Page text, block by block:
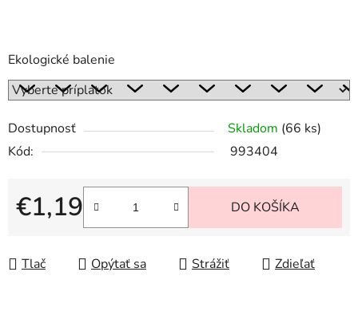
Ekologické balenie
Dostupnosť Skladom (66 ks)
Kód:
993404
€1,19
Jednotková cena:
DO KOŠÍKA
Tlač Opýtať sa Strážiť Zdieľať